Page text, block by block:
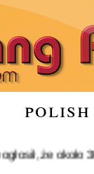
że około